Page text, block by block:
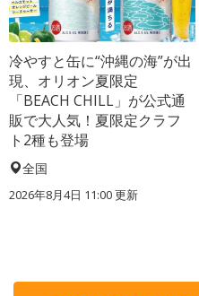
冷やすと缶に“沖縄の海”が出
現、オリオン夏限定
「BEACH CHILL」が公式通
販で大人気！夏限定クラフ
ト2種も登場
全国
2026年8月4日 11:00更新